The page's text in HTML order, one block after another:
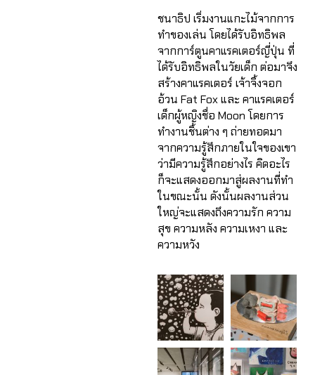
ชนาธิป เริ่มงานแกะไม้จากการ
ทำของเล่น โดยได้รับอิทธิพล
จากการ์ตูนคาแรคเตอร์ญี่ปุ่น ที่
ได้รับอิทธิพลในวัยเด็ก ต่อมาจึง
สร้างคาแรคเตอร์ เจ้าจิ้งจอก
อ้วน Fat Fox และ คาแรคเตอร์
เด็กผู้หญิงชื่อ Moon โดยการ
ทำงานชิ้นต่าง ๆ ถ่ายทอดมา
จากความรู้สึกภายในใจของเขา
ว่ามีความรู้สึกอย่างไร คิดอะไร
ก็จะแสดงออกมาสู่ผลงานที่ทำ
ในขณะนั้น ดังนั้นผลงานส่วน
ใหญ่จะแสดงถึงความรัก ความ
สุข ความหลัง ความเหงา และ
ความหวัง